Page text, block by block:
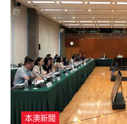
本澳新聞